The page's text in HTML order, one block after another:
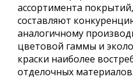
ассортимента
составляют
аналогичному
цветовой гаммы и
краски наиболее
отделочных материалов.